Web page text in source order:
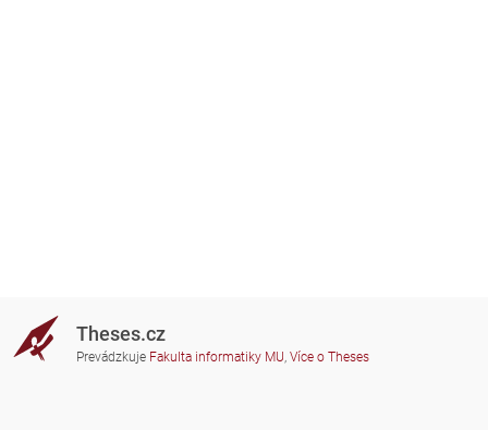
Theses.cz
Prevádzkuje Fakulta informatiky MU, Více o Theses